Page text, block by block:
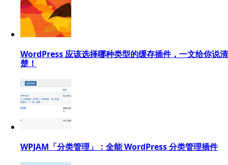
WordPress 应该选择哪种类型的缓存插件，一文给你说清
楚！
WPJAM「分类管理」：全能 WordPress 分类管理插件